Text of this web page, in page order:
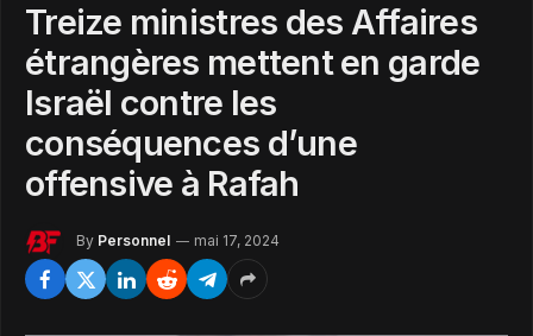
Treize ministres des Affaires
étrangères mettent en garde
Israël contre les
conséquences d’une
offensive à Rafah
By Personnel mai 17, 2024